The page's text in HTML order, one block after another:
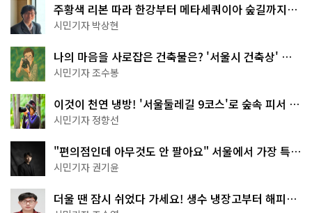
주황색 리본 따라 한강부터 메타세쿼이아 숲길까지…
서울둘레길 15코스
시민기자 박상현
나의 마음을 사로잡은 건축물은? '서울시 건축상' 수
상작 공개!
시민기자 조수봉
이것이 천연 냉방! '서울둘레길 9코스'로 숲속 피서 떠
나볼까
시민기자 정향선
"편의점인데 아무것도 안 팔아요" 서울에서 가장 특별
한 편의점의 정체
시민기자 권기윤
더울 땐 잠시 쉬었다 가세요! 생수 냉장고부터 해피소